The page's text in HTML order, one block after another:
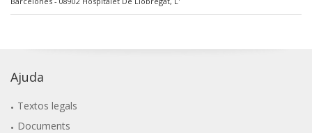
Ajuda
Textos legals
Documents